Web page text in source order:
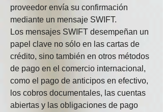
proveedor envía su confirmación
mediante un mensaje SWIFT.
Los mensajes SWIFT desempeñan un
papel clave no sólo en las cartas de
crédito, sino también en otros métodos
de pago en el comercio internacional,
como el pago de anticipos en efectivo,
los cobros documentales, las cuentas
abiertas y las obligaciones de pago